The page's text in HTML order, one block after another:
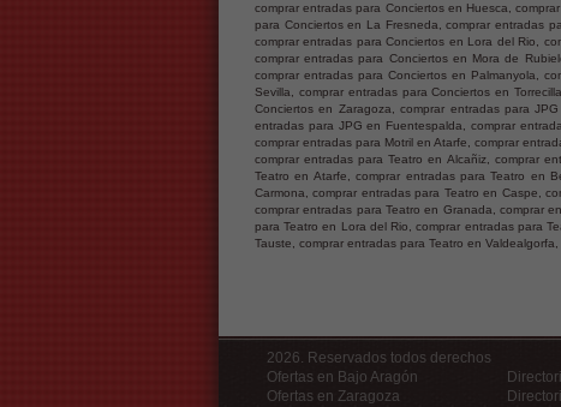
comprar entradas para Conciertos en Huesca,
para Conciertos en La Fresneda, comprar entradas
comprar entradas para Conciertos en Lora del Rio,
comprar entradas para Conciertos en Mora de
comprar entradas para Conciertos en Palmanyola,
Sevilla, comprar entradas para Conciertos en
Conciertos en Zaragoza, comprar entradas para
entradas para JPG en Fuentespalda, comprar
comprar entradas para Motril en Atarfe, comprar
comprar entradas para Teatro en Alcañiz, comprar
Teatro en Atarfe, comprar entradas para Teatro en
Carmona, comprar entradas para Teatro en Caspe,
comprar entradas para Teatro en Granada, comprar
para Teatro en Lora del Rio, comprar entradas para
Tauste, comprar entradas para Teatro en
2026. Reservados todos derechos
Ofertas en Bajo Aragón
Ofertas en Zaragoza